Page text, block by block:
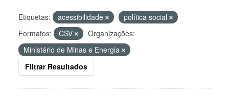
Etiquetas: acessibilidade
política social
Formatos:
CSV
Organizações:
Ministério de Minas e Energia
Filtrar Resultados